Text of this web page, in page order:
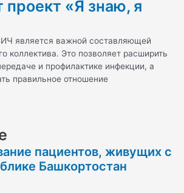
проект «Я знаю, я
является важной составляющей
коллектива. Это позволяет расширить
и профилактике инфекции, а
правильное отношение
пациентов, живущих с
Башкортостан